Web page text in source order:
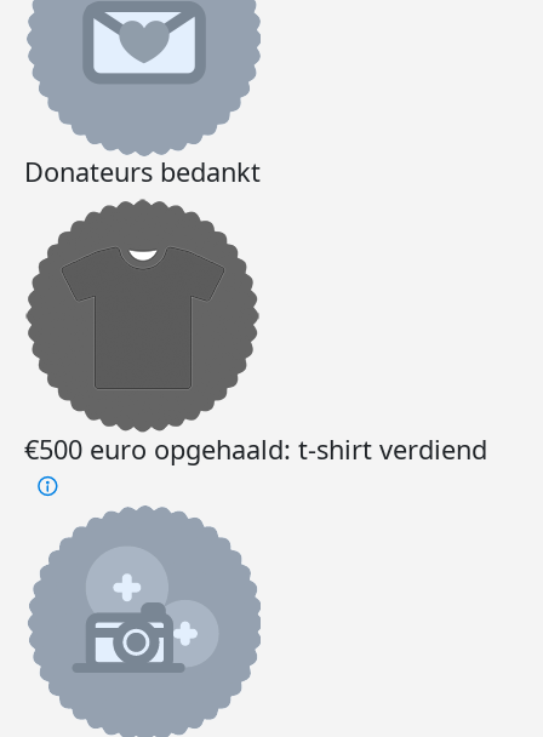
Donateurs bedankt
€500 euro opgehaald: t-shirt verdiend